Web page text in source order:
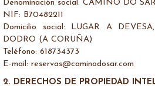
Denominación social: CAMIÑO DO
NIF: B70482211
Domicilio social: LUGAR A
DODRO (A CORUÑA)
Teléfono: 618734373
E-mail: reservas@caminodosar.com
2. DERECHOS DE PROPIEDAD